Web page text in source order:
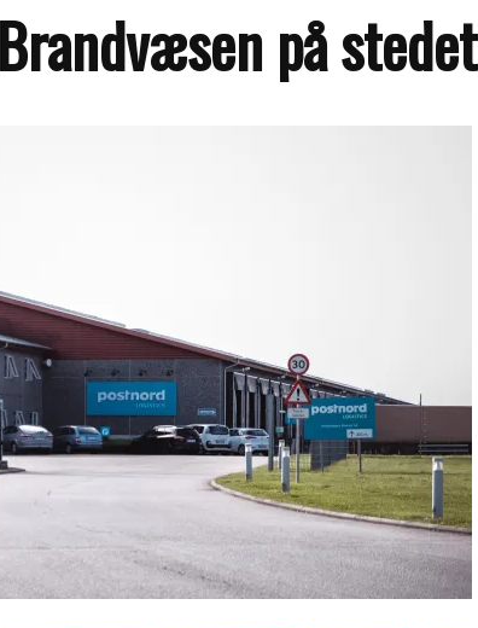
på stedet